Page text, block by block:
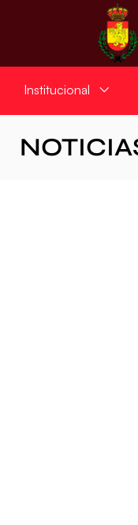
Institucional